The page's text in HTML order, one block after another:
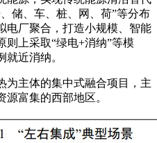
储、车、桩、网、荷”等分布
电厂聚合，打造小规模、智能
则上采取“绿电+消纳”等模
近消纳。
为主体的集中式融合项目，主
富集的西部地区。